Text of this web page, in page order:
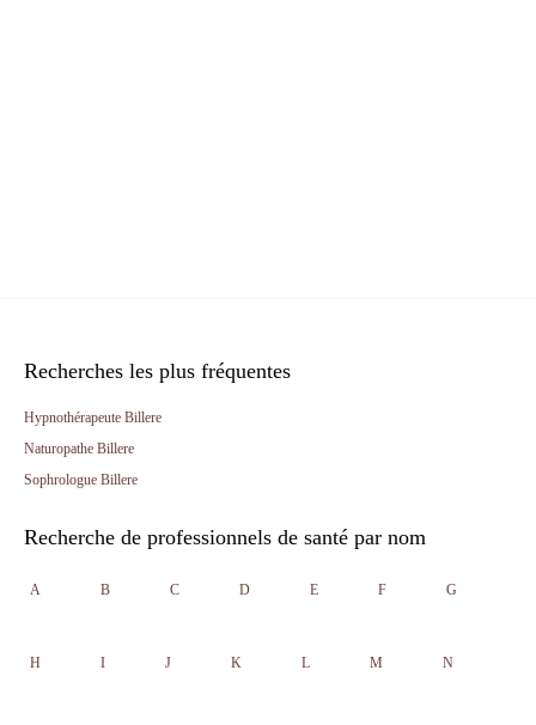
Recherches les plus fréquentes
Hypnothérapeute Billere
Naturopathe Billere
Sophrologue Billere
Recherche de professionnels de santé par nom
A B C D E F G
H I J K L M N